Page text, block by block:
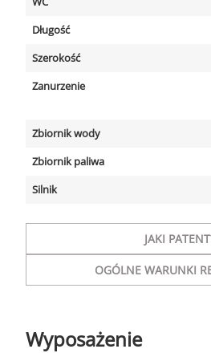
Długość
Szerokość
Zanurzenie
Zbiornik wody
Zbiornik paliwa
Silnik
JAKI
OGÓLNE WARUNKI
Wyposażenie